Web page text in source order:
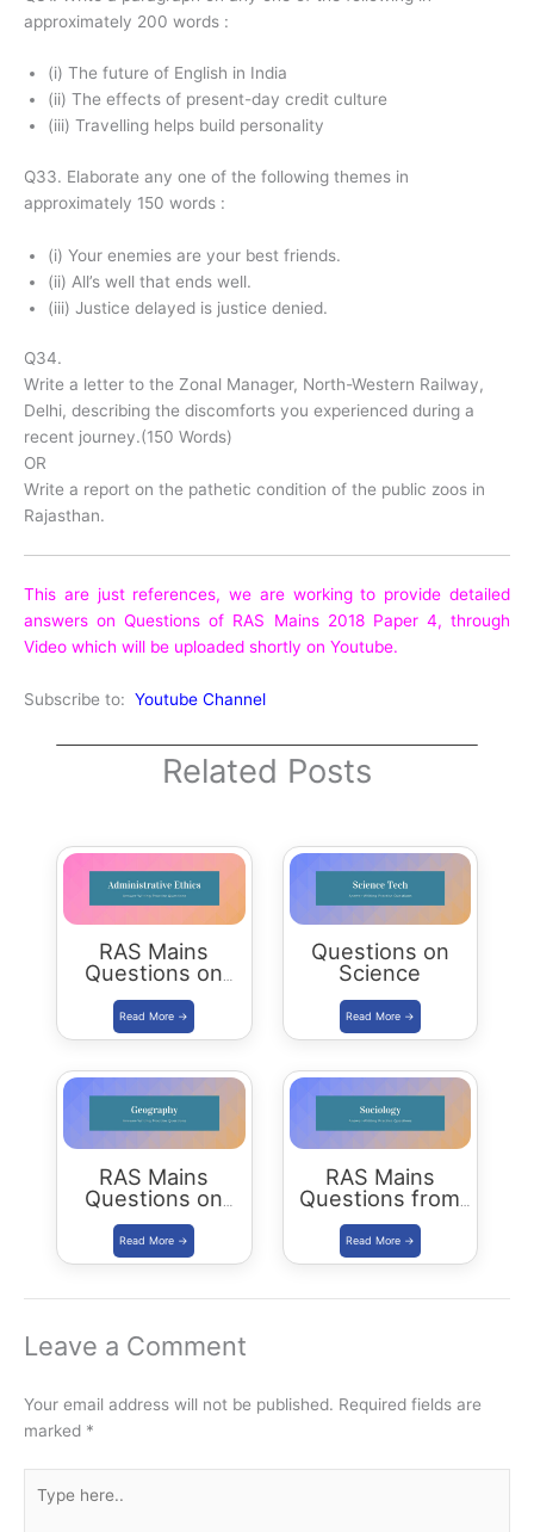
approximately 200 words :
(i) The future of English in India
(ii) The effects of present-day credit culture
(iii) Travelling helps build personality
Q33. Elaborate any one of the following themes in
approximately 150 words :
(i) Your enemies are your best friends.
(ii) All’s well that ends well.
(iii) Justice delayed is justice denied.
Q34.
Write a letter to the Zonal Manager, North-Western Railway,
Delhi, describing the discomforts you experienced during a
recent journey.(150 Words)
OR
Write a report on the pathetic condition of the public zoos in
Rajasthan.
This are just references, we are working to provide detailed
answers on Questions of RAS Mains 2018 Paper 4, through
Video which will be uploaded shortly on Youtube.
Subscribe to: Youtube Channel
Related Posts
RAS Mains
Questions on
Administrative
Ethics
Questions on
Science
RAS Mains
Questions on
Geography
RAS Mains
Questions from
Sociology
Leave a Comment
Your email address will not be published. Required fields are
marked *
here..